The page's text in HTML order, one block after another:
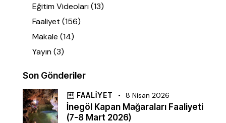
Eğitim Videoları(13)
Faaliyet (156)
Makale (14)
Yayın(3)
Son Gönderiler
FAALIYET 8 Nisan 2026
İnegöl Kapan Mağaraları Faaliyeti
(7-8 Mart 2026)